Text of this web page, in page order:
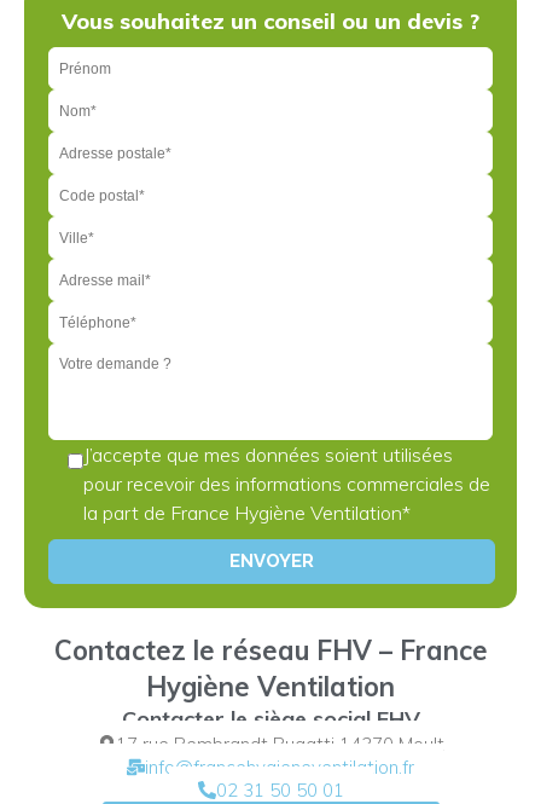
Vous souhaitez un conseil ou un devis ?
J’accepte que mes données soient utilisées
pour recevoir des informations commerciales de
la part de France Hygiène Ventilation*
Contactez le réseau FHV – France
Hygiène Ventilation
Contacter le siège social FHV
17 rue Rembrandt Bugatti 14370 Moult
info@francehygieneventilation.fr
02 31 50 50 01